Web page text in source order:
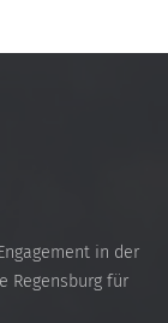
in der
Regensburg für